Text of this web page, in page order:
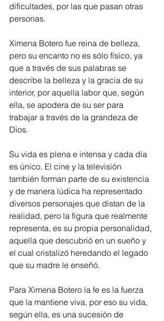
dificultades, por las que pasan otras
personas.
Ximena Botero fue reina de belleza,
pero su encanto no es sólo físico, ya
que a través de sus palabras se
describe la belleza y la gracia de su
interior, por aquella labor que, según
ella, se apodera de su ser para
trabajar a través de la grandeza de
Dios.
Su vida es plena e intensa y cada día
es único. El cine y la televisión
también forman parte de su existencia
y de manera lúdica ha representado
diversos personajes que distan de la
realidad, pero la figura que realmente
representa, es su propia personalidad,
aquella que descubrió en un sueño y
el cual cristalizó heredando el legado
que su madre le enseñó.
Para Ximena Botero la fe es la fuerza
que la mantiene viva, por eso su vida,
según ella, es una sucesión de